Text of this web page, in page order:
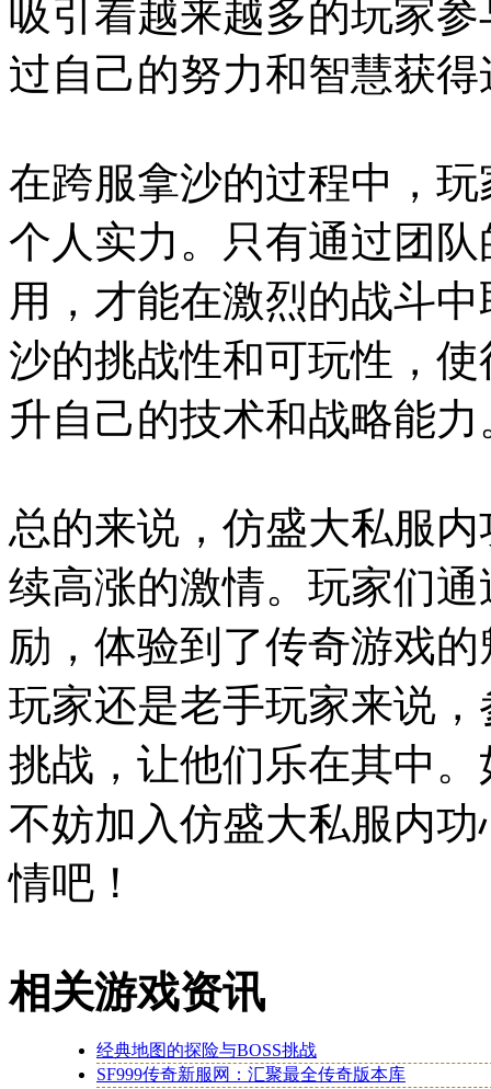
吸引着越来越多的玩家
过自己的努力和智慧获
在跨服拿沙的过程中，
个人实力。只有通过团
用，才能在激烈的战斗
沙的挑战性和可玩性，
升自己的技术和战略能力
总的来说，仿盛大私服
续高涨的激情。玩家们
励，体验到了传奇游戏
玩家还是老手玩家来说
挑战，让他们乐在其中
不妨加入仿盛大私服内
情吧！
相关游戏资讯
经典地图的探险与BOSS挑战
SF999传奇新服网：汇聚最全传奇版本库